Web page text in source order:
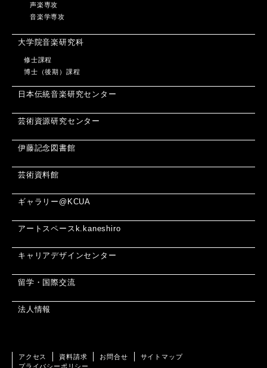
声楽専攻
音楽学専攻
大学院音楽研究科
修士課程
博士（後期）課程
日本伝統音楽研究センター
芸術資源研究センター
伊藤記念図書館
芸術資料館
ギャラリー@KCUA
アートスペースk.kaneshiro
キャリアデザインセンター
留学・国際交流
法人情報
アクセス 資料請求 お問合せ
サイトマップ
プライバシーポリシー